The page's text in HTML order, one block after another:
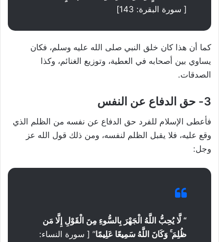
[ سورة البقرة: 143]
كما أن هذا كان خلق النبي صلى الله عليه وسلم، فكان
يساوي بين أصحابه في العطية، وتوزيع الغنائم، وكذا
الصدقات.
3- حق الدفاع عن النفس
فأعطى الإسلام للفرد حق الدفاع عن نفسه من الظلم الذي
وقع عليه، فلا يقبل الظلم لنفسه، ومن ذلك قول الله عز
وجل:
“ لَّا يُحِبُّ اللَّهُ الْجَهْرَ بِالسُّوءِ مِنَ الْقَوْلِ إِلَّا مَن
ظُلِمَ ۚ وَكَانَ اللَّهُ سَمِيعًا عَلِيمًا” [ سورة النساء: